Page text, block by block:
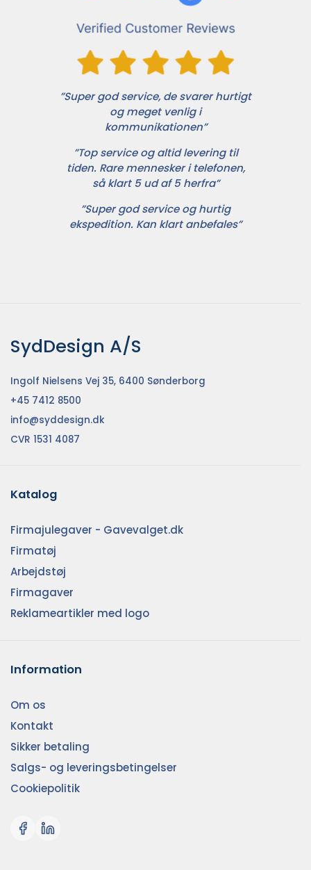
”Super god service, de svarer hurtigt
og meget venlig i
kommunikationen”
”Top service og altid levering til
tiden. Rare mennesker i telefonen,
så klart 5 ud af 5 herfra”
”Super god service og hurtig
ekspedition. Kan klart anbefales”
SydDesign A/S
Ingolf Nielsens Vej 35, 6400 Sønderborg
+45 7412 8500
info@syddesign.dk
CVR 1531 4087
Katalog
Firmajulegaver - Gavevalget.dk
Firmatøj
Arbejdstøj
Firmagaver
Reklameartikler med logo
Information
Om os
Kontakt
Sikker betaling
Salgs- og leveringsbetingelser
Cookiepolitik